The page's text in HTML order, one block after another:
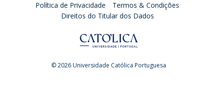
Política de Privacidade
Termos & Condições
Direitos do Titular dos Dados
© 2026 Universidade Católica Portuguesa